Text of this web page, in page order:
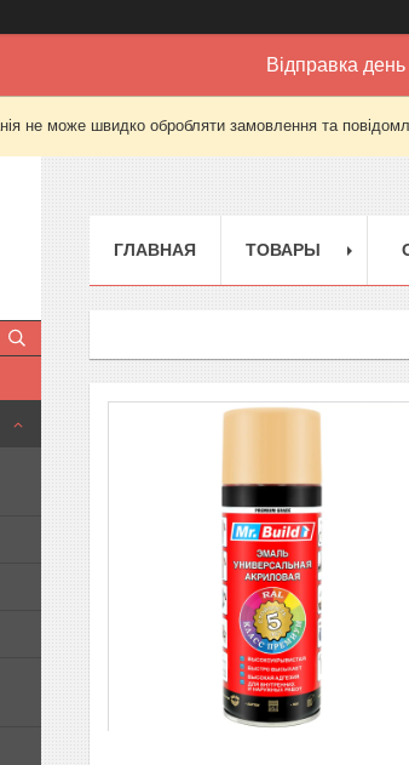
Відправка
не може швидко обробляти замовлення та
ГЛАВНАЯ ТОВАРЫ